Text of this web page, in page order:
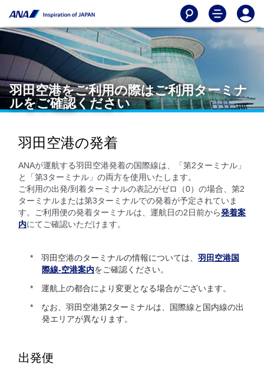
羽田空港をご利用の際はご利用ターミナ
ルをご確認ください
羽田空港の発着
ANAが運航する羽田空港発着の国際線は、「第2ターミナル」
と「第3ターミナル」の両方を使用いたします。
ご利用の出発/到着ターミナルの表記がゼロ（0）の場合、第2
ターミナルまたは第3ターミナルでの発着が予定されていま
す。ご利用便の発着ターミナルは、運航日の2日前から発着案
内にてご確認いただけます。
羽田空港のターミナルの情報については、 羽田空港国
際線-空港案内をご確認ください。
運航上の都合により変更となる場合がございます。
なお、羽田空港第2ターミナルは、国際線と国内線の出
発エリアが異なります。
出発便